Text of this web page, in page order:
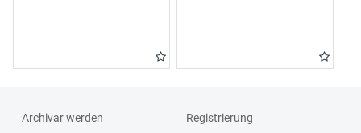
Archivar werden
Registrierung